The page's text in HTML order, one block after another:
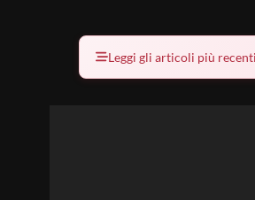
Leggi gli articoli più